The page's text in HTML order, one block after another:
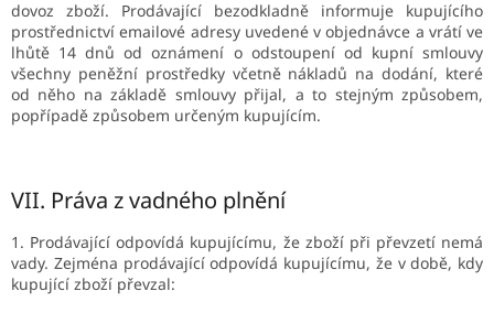
dovoz zboží. Prodávající bezodkladně informuje kupujícího
prostřednictví emailové adresy uvedené v objednávce a vrátí ve
lhůtě 14 dnů od oznámení o odstoupení od kupní smlouvy
všechny peněžní prostředky včetně nákladů na dodání, které
od něho na základě smlouvy přijal, a to stejným způsobem,
popřípadě způsobem určeným kupujícím.
VII. Práva z vadného plnění
1. Prodávající odpovídá kupujícímu, že zboží při převzetí nemá
vady. Zejména prodávající odpovídá kupujícímu, že v době, kdy
kupující zboží převzal: